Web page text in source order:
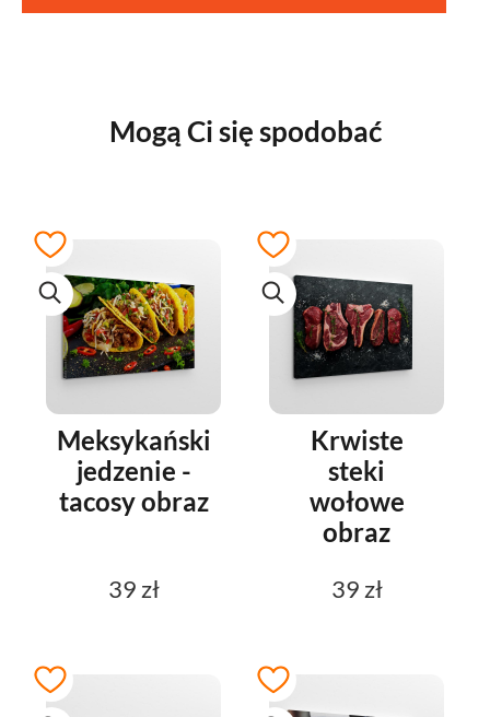
Mogą Ci się spodobać
Meksykańskie
jedzenie -
tacosy obraz
39 zł
Krwiste
steki
wołowe
obraz
39 zł